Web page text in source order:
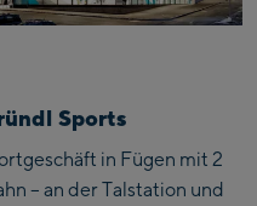
Sports
in Fügen mit 2
– an der Talstation und